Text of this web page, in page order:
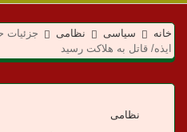
ی
د
خانه سیاسی نظامی
جزئیات
ایذه/ قاتل به هلاکت رسید
نظامی